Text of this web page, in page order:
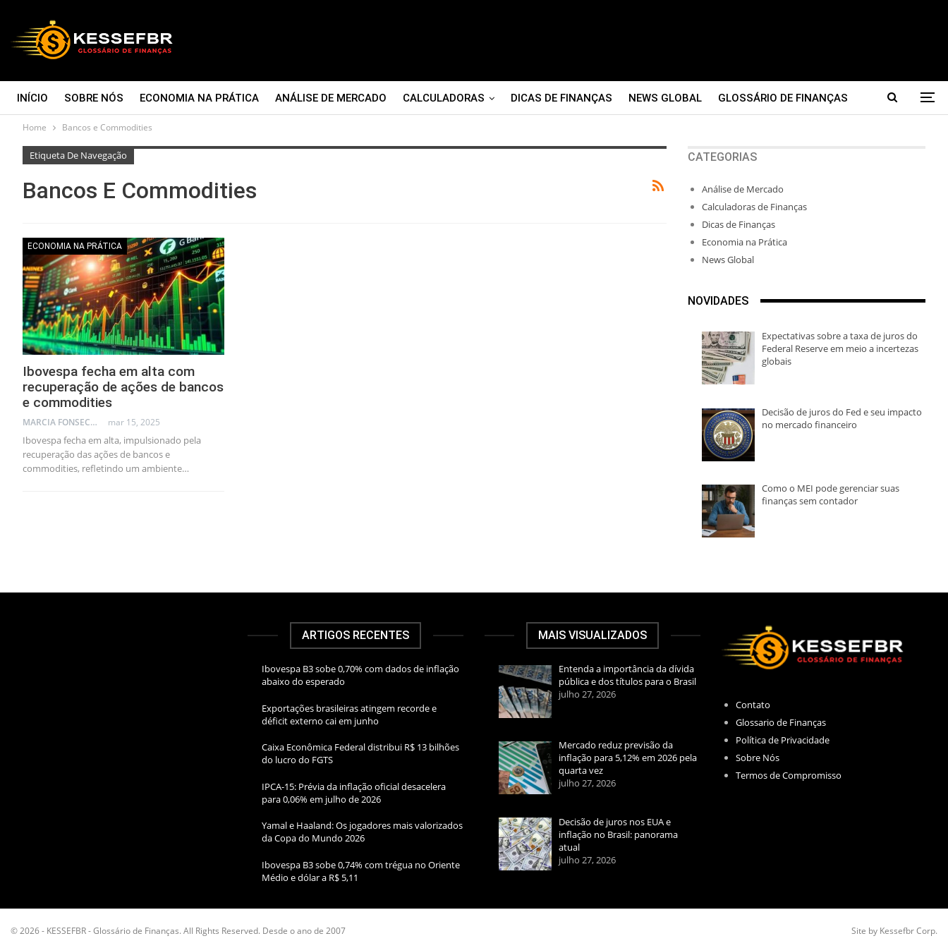
INÍCIO SOBRE NÓS ECONOMIA NA PRÁTICA ANÁLISE DE MERCADO CALCULADORAS DICAS DE FINANÇAS NEWS GLOBAL GLOSSÁRIO DE FINANÇAS
CONTATO
Home Bancos e Commodities
Etiqueta De Navegação
Bancos E Commodities
ECONOMIA NA PRÁTICA
Ibovespa fecha em alta com
recuperação de ações de bancos
e commodities
MARCIA FONSECA - FINANCIAL CONSULTANT mar 15, 2025
Ibovespa fecha em alta, impulsionado pela
recuperação das ações de bancos e
commodities, refletindo um ambiente…
CATEGORIAS
Análise de Mercado
Calculadoras de Finanças
Dicas de Finanças
Economia na Prática
News Global
NOVIDADES
Expectativas sobre a taxa de juros do
Federal Reserve em meio a incertezas
globais
Decisão de juros do Fed e seu impacto
no mercado financeiro
Como o MEI pode gerenciar suas
finanças sem contador
ARTIGOS RECENTES
Ibovespa B3 sobe 0,70% com dados de inflação
abaixo do esperado
Exportações brasileiras atingem recorde e
déficit externo cai em junho
Caixa Econômica Federal distribui R$ 13 bilhões
do lucro do FGTS
IPCA-15: Prévia da inflação oficial desacelera
para 0,06% em julho de 2026
Yamal e Haaland: Os jogadores mais valorizados
da Copa do Mundo 2026
Ibovespa B3 sobe 0,74% com trégua no Oriente
Médio e dólar a R$ 5,11
MAIS VISUALIZADOS
Entenda a importância da dívida
pública e dos títulos para o Brasil
julho 27, 2026
Mercado reduz previsão da
inflação para 5,12% em 2026 pela
quarta vez
julho 27, 2026
Decisão de juros nos EUA e
inflação no Brasil: panorama
atual
julho 27, 2026
Contato
Glossario de Finanças
Política de Privacidade
Sobre Nós
Termos de Compromisso
© 2026 - KESSEFBR - Glossário de Finanças. All Rights Reserved. Desde o ano de 2007 Site by Kessefbr Corp.